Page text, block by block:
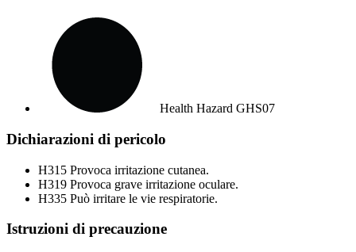
Health Hazard GHS07
Dichiarazioni di pericolo
H315 Provoca irritazione cutanea.
H319 Provoca grave irritazione oculare.
H335 Può irritare le vie respiratorie.
Istruzioni di precauzione